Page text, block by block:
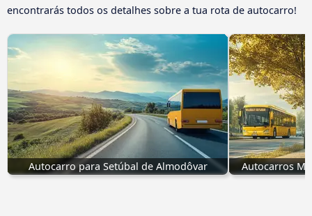
encontrarás todos os detalhes sobre a tua rota de autocarro!
Autocarro para Setúbal de Almodôvar Autocarros